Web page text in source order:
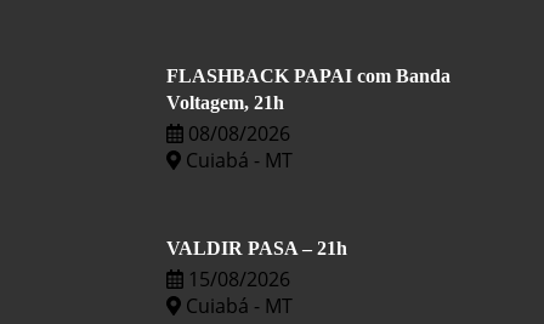
FLASHBACK PAPAI com Banda
Voltagem, 21h
08/08/2026
Cuiabá - MT
VALDIR PASA – 21h
15/08/2026
Cuiabá - MT